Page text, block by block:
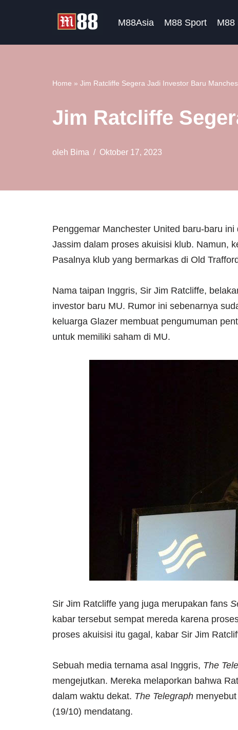
ke
M88Asia M88 Sport M88
Home » Jim Ratcliffe Segera Jadi Investor Baru
Jim Ratcliffe
oleh Bima Oktober 17, 2023
Penggemar Manchester United baru-baru
Jassim dalam proses akuisisi klub. Namun,
Pasalnya klub yang bermarkas di Old
Nama taipan Inggris, Sir Jim Ratcliffe,
investor baru MU. Rumor ini sebenarnya
keluarga Glazer membuat pengumuman
untuk memiliki saham di MU.
Sir Jim Ratcliffe yang juga merupakan fans
kabar tersebut sempat mereda karena
proses akuisisi itu gagal, kabar Sir Jim
Sebuah media ternama asal Inggris, The
mengejutkan. Mereka melaporkan bahwa
dalam waktu dekat. The Telegraph
(19/10) mendatang.